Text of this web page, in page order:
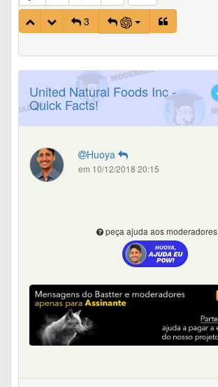
3
United Natural Foods Inc -
Quick Facts!
Huoya
em 10/12/2018 20:15
peça ajuda aos moderadores